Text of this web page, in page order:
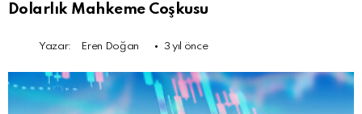
Dolarlık Mahkeme Coşkusu
Yazar: Eren Doğan 3 yıl önce